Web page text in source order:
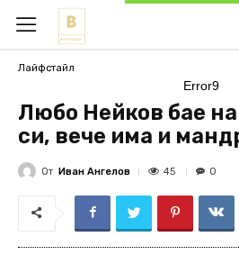
Лайфстайл
Error9
Любо Нейков бае
си, вече има и
От Иван Ангелов 45 0